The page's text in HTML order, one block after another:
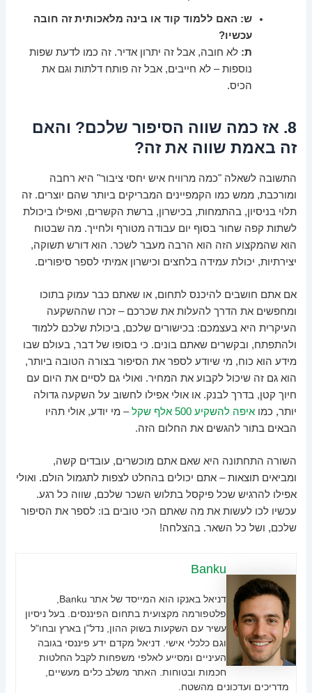
ש: האם ללמוד קוד או בינה מלאכותית זה חובה
עכשיו?
ת: לא חובה, אבל זה יתרון אדיר. זה כמו לדעת שפות
נוספות – לא חייבים, אבל זה פותח דלתות וגם את
הכיס.
8. אז כמה שווה הסיפור שלכם? והאם
זה באמת שווה את זה?
התשובה לשאלה "כמה מרוויח איש יחסי ציבור" היא רחבה
ומורכבת, ממש כמו הקמפיינים המבריקים ביותר שהם יוצרים. זה
תלוי בניסיון, בהתמחות, בכישרון, ברשת הקשרים, ואפילו ביכולת
לשתות קפה שחור בסוף יום עבודה מטורף ולחייך. מה שבטוח
הוא שהמקצוע הזה הוא הרבה מעבר לשכר. הוא דורש תשוקה,
יצירתיות, יכולת עמידה בלחצים וכישרון אמיתי לספר סיפורים.
אם אתם חושבים להיכנס לתחום, או שאתם כבר עמוק בתוכו
ומחפשים את הדרך להעלות את שכרכם – זכרו שההשקעה
העיקרית היא בעצמכם: בכישורים שלכם, ביכולת שלכם ללמוד
ולהתפתח, ובקשרים שאתם בונים. כי בסופו של דבר, בעולם שבו
מידע הוא כוח, מי שיודע לספר את הסיפור בצורה הטובה ביותר,
הוא גם זה שיכול לקבוע את המחיר. ואולי גם לסיים את היום עם
חיוך קטן, בדרך לבנק. או אולי אפילו לחשוב על השקעה גדולה
יותר, כמואיפה להשקיע 500 אלף שקל
– מי יודע, אולי תהיו
הבאים בתור להגשים את החלום הזה.
השורה התחתונה היא שאם אתם מוכשרים, עובדים קשה,
ומביאים תוצאות – אתם יכולים בהחלט לצפות לתגמול הולם. ואולי
אפילו להרגיש שכל פיקסל בתלוש השכר שלכם, שווה כל רגע.
עכשיו לכו לעשות את מה שאתם הכי טובים בו: לספר את הסיפור
שלכם, ושל כל השאר. בהצלחה!
Banku
פלטפורמה מקצועית בתחום הפיננסים. בעל ניסיון
עשיר עם השקעות בשוק ההון, נדל"ן בארץ ובחו"ל
וגם כלכלי אישי. דניאל מקדם ידע פיננסי בגובה
העיניים ומסייע לאלפי משפחות לקבל החלטות
חכמות ובטוחות. האתר משלב כלים מעשיים,
מדריכים ועדכונים מהשטח.